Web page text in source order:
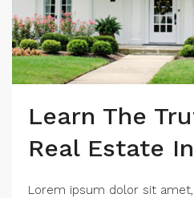
Learn The
Real Estate
Lorem ipsum dolor sit